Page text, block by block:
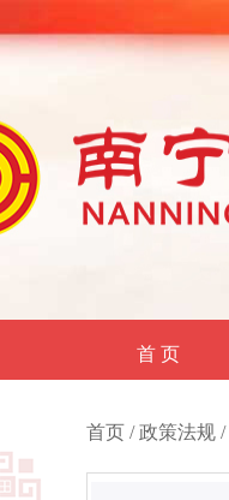
首 页
首页 /政策法规 /